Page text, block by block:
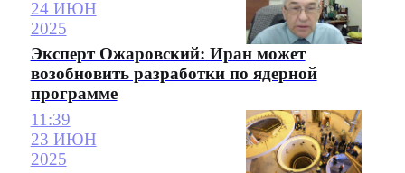
24 ИЮН
2025
Эксперт Ожаровский: Иран может
возобновить разработки по ядерной
программе
11:39
23 ИЮН
2025